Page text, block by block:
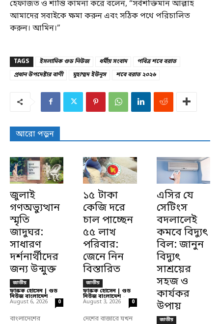
হেফাজত ও শান্তি কামনা করে বলেন, “সর্বশক্তিমান আল্লাহ
আমাদের সবাইকে ক্ষমা করুন এবং সঠিক পথে পরিচালিত
করুন। আমিন।”
TAGS ইসলামিক গুড নিউজ ধর্মীয় সংবাদ
পবিত্র শবে বরাত
প্রধান উপদেষ্টার বাণী
মুহাম্মদ ইউনূস শবে বরাত ২০২৬
আরো পড়ুন
জুলাই
গণঅভ্যুত্থান
স্মৃতি
জাদুঘর:
সাধারণ
দর্শনার্থীদের
জন্য উন্মুক্ত
জাতীয়
ফারুক হোসেন | গুড
নিউজ বাংলাদেশ -
August 6, 2026 0
বাংলাদেশের
১৫ টাকা
কেজি দরে
চাল পাচ্ছেন
৫৫ লাখ
পরিবার:
জেনে নিন
বিস্তারিত
জাতীয়
ফারুক হোসেন | গুড
নিউজ বাংলাদেশ -
August 3, 2026 0
দেশের বাজারে যখন
এসির যে
সেটিংস
বদলালেই
কমবে বিদ্যুৎ
বিল: জানুন
বিদ্যুৎ
সাশ্রয়ের
সহজ ও
কার্যকর
উপায়
জাতীয়